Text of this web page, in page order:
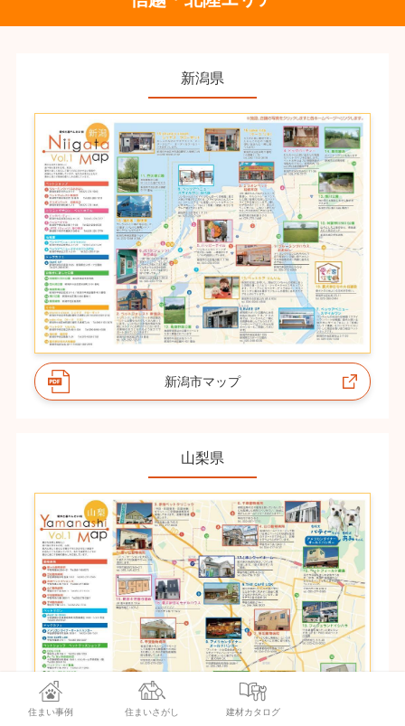
新潟県
新潟市マップ
山梨県
住まい事例 住まいさがし 建材カタログ